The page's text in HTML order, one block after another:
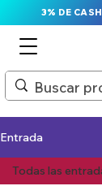
3% DE
Entrada
Todas las